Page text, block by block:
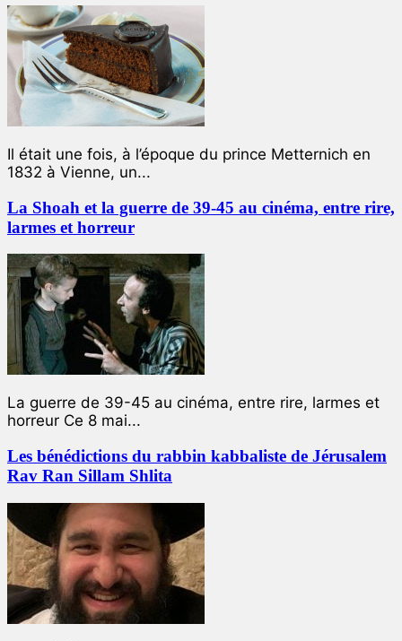
Il était une fois, à l’époque du prince Metternich en
1832 à Vienne, un...
La Shoah et la guerre de 39-45 au cinéma, entre rire,
larmes et horreur
La guerre de 39-45 au cinéma, entre rire, larmes et
horreur Ce 8 mai...
Les bénédictions du rabbin kabbaliste de Jérusalem
Rav Ran Sillam Shlita